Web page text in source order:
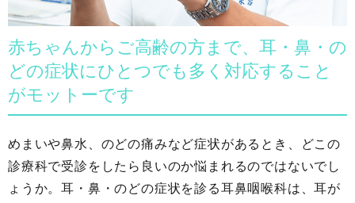
赤ちゃんからご高齢の方まで、耳・鼻・の
どの症状にひとつでも多く対応すること
がモットーです
めまいや鼻水、のどの痛みなど症状があるとき、どこの
診療科で受診をしたら良いのか悩まれるのではないでし
ょうか。耳・鼻・のどの症状を診る耳鼻咽喉科は、耳が